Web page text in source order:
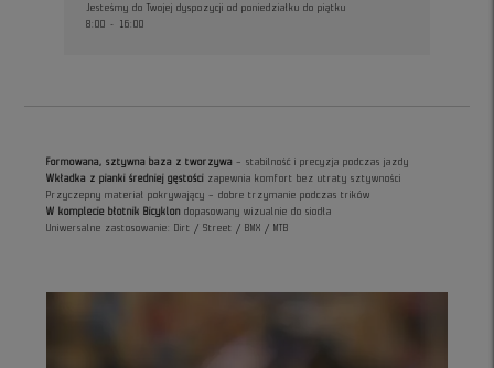
Jesteśmy do Twojej dyspozycji od poniedziałku do piątku
8:00 - 16:00
Formowana, sztywna baza z tworzywa – stabilność i precyzja podczas jazdy
Wkładka z pianki średniej gęstości zapewnia komfort bez utraty sztywności
Przyczepny materiał pokrywający – dobre trzymanie podczas trików
W komplecie błotnik Bicyklon dopasowany wizualnie do siodła
Uniwersalne zastosowanie: Dirt / Street / BMX / MTB